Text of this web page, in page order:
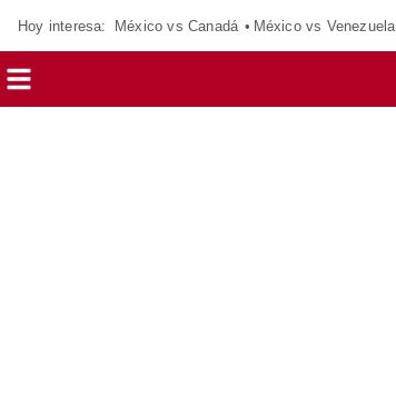
Hoy interesa: México vs Canadá México vs Venezuela